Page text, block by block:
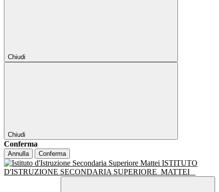
Chiudi
Chiudi
Conferma
Annulla Conferma
ISTITUTO
D'ISTRUZIONE SECONDARIA SUPERIORE MATTEI